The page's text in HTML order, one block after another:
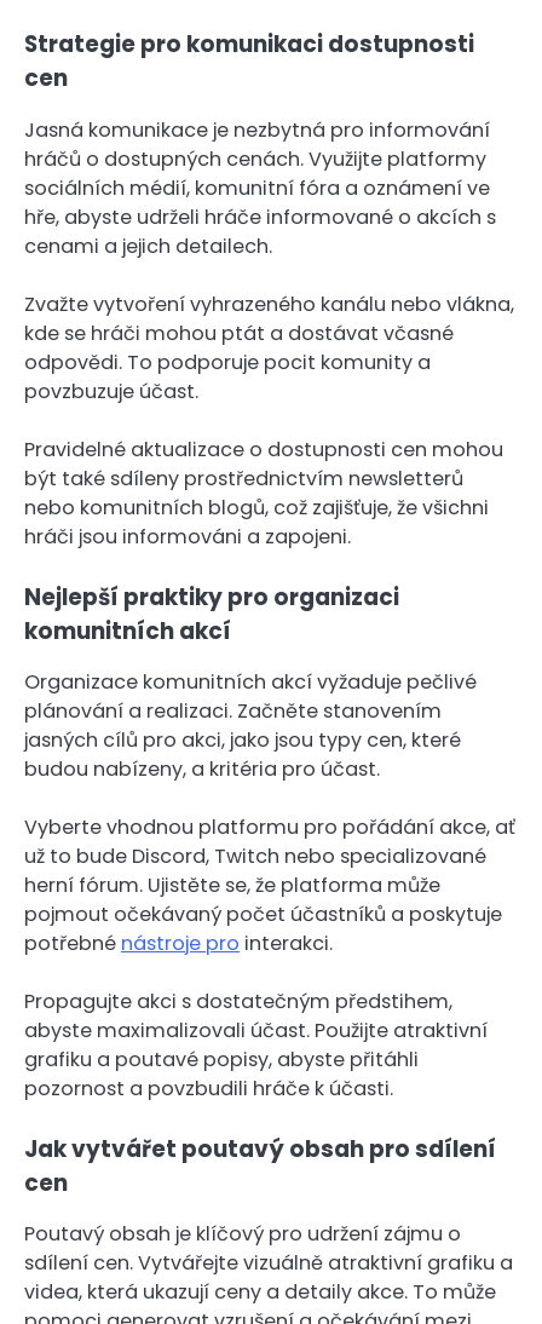
Strategie pro komunikaci dostupnosti
cen
Jasná komunikace je nezbytná pro informování
hráčů o dostupných cenách. Využijte platformy
sociálních médií, komunitní fóra a oznámení ve
hře, abyste udrželi hráče informované o akcích s
cenami a jejich detailech.
Zvažte vytvoření vyhrazeného kanálu nebo vlákna,
kde se hráči mohou ptát a dostávat včasné
odpovědi. To podporuje pocit komunity a
povzbuzuje účast.
Pravidelné aktualizace o dostupnosti cen mohou
být také sdíleny prostřednictvím newsletterů
nebo komunitních blogů, což zajišťuje, že všichni
hráči jsou informováni a zapojeni.
Nejlepší praktiky pro organizaci
komunitních akcí
Organizace komunitních akcí vyžaduje pečlivé
plánování a realizaci. Začněte stanovením
jasných cílů pro akci, jako jsou typy cen, které
budou nabízeny, a kritéria pro účast.
Vyberte vhodnou platformu pro pořádání akce, ať
už to bude Discord, Twitch nebo specializované
herní fórum. Ujistěte se, že platforma může
pojmout očekávaný počet účastníků a poskytuje
potřebné nástroje pro interakci.
Propagujte akci s dostatečným předstihem,
abyste maximalizovali účast. Použijte atraktivní
grafiku a poutavé popisy, abyste přitáhli
pozornost a povzbudili hráče k účasti.
Jak vytvářet poutavý obsah pro sdílení
cen
Poutavý obsah je klíčový pro udržení zájmu o
sdílení cen. Vytvářejte vizuálně atraktivní grafiku a
videa, která ukazují ceny a detaily akce. To může